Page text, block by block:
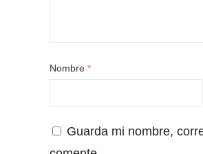
Nombre *
Guarda mi nombre,